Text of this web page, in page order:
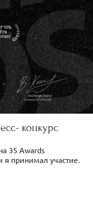
конкурс
35 Awards
я принимал участие.